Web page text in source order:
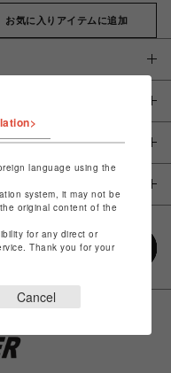
お気に入りアイテムに追加
language using the
system, it may not be
original content of the
for any direct or
Thank you for your
Cancel